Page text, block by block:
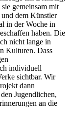
gemeinsam mit
dem Künstler
in der Woche in
haben. Die
nicht lange in
Kulturen. Dass
individuell
sichtbar. Wir
dann
Jugendlichen,
an die